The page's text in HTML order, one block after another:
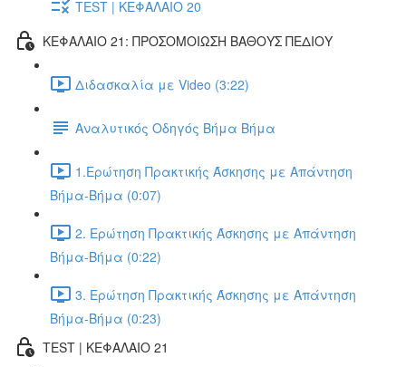
TEST | ΚΕΦΑΛΑΙΟ 20
ΚΕΦΑΛΑΙΟ 21: ΠΡΟΣΟΜΟΙΩΣΗ ΒΑΘΟΥΣ ΠΕΔΙΟΥ
Διδασκαλία με Video (3:22)
Αναλυτικός Οδηγός Βήμα Βήμα
1.Ερώτηση Πρακτικής Άσκησης με Απάντηση
Βήμα-Βήμα (0:07)
2. Ερώτηση Πρακτικής Άσκησης με Απάντηση
Βήμα-Βήμα (0:22)
3. Ερώτηση Πρακτικής Άσκησης με Απάντηση
Βήμα-Βήμα (0:23)
TEST | ΚΕΦΑΛΑΙΟ 21